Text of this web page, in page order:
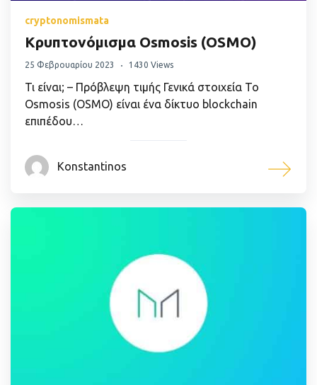
cryptonomismata
Κρυπτονόμισμα Osmosis (OSMO)
25 Φεβρουαρίου 2023 1430 Views
Τι είναι; – Πρόβλεψη τιμής Γενικά στοιχεία Το
Osmosis (OSMO) είναι ένα δίκτυο blockchain
επιπέδου…
Konstantinos